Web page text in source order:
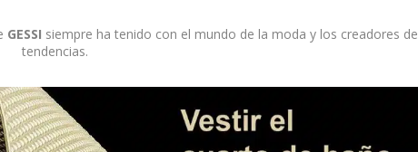
GESSI siempre ha tenido con el mundo de la moda y los creadores de
tendencias.